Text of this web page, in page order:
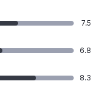
7.5
6.8
8.3